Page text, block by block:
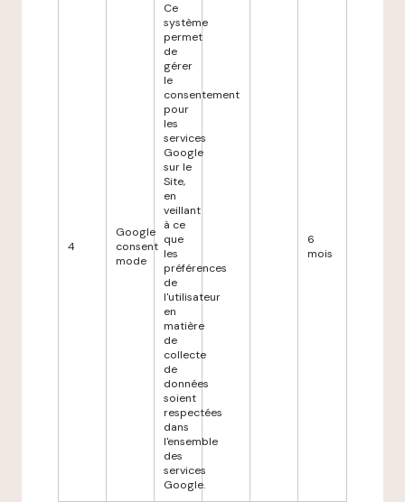
4
Google
consent
mode
Ce
système
permet
de
gérer
le
consentement
pour
les
services
Google
sur le
Site,
en
veillant
à ce
que
les
préférences
de
l'utilisateur
en
matière
de
collecte
de
données
soient
respectées
dans
l'ensemble
des
services
Google.
6
mois